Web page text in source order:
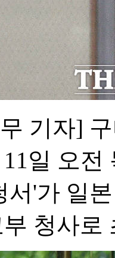
기자]
일 오
서'가 일
청사로